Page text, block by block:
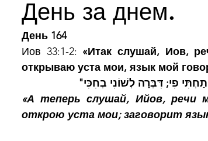
День за днем.
День 164
Иов 33:1-2: «Итак слушай, Иов,
открываю уста мои, язык мой
פִי; דִּבְּרָה לְשׁוֹנִי בְחִכִּי"
«А теперь слушай, Ийов, речи
открою уста мои; заговорит